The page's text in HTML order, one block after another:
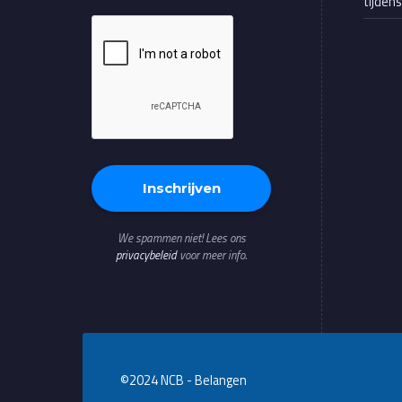
We spammen niet! Lees ons
privacybeleidvoor meer info.
©2024 NCB - Belangen